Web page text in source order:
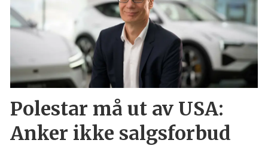
Polestar må ut av USA:
Anker ikke salgsforbud